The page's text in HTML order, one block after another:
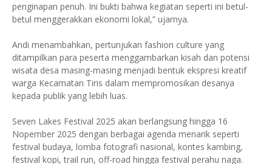
penginapan penuh. Ini bukti bahwa kegiatan seperti ini betul-
betul menggerakkan ekonomi lokal,” ujarnya.
Andi menambahkan, pertunjukan fashion culture yang
ditampilkan para peserta menggambarkan kisah dan potensi
wisata desa masing-masing menjadi bentuk ekspresi kreatif
warga Kecamatan Tiris dalam mempromosikan desanya
kepada publik yang lebih luas.
Seven Lakes Festival 2025 akan berlangsung hingga 16
Nopember 2025 dengan berbagai agenda menarik seperti
festival budaya, lomba fotografi nasional, kontes kambing,
festival kopi, trail run, off-road hingga festival perahu naga.